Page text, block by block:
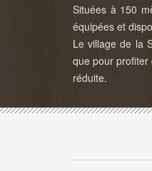
Situées à 150
équipées et
Le village de la
que pour profiter
réduite.